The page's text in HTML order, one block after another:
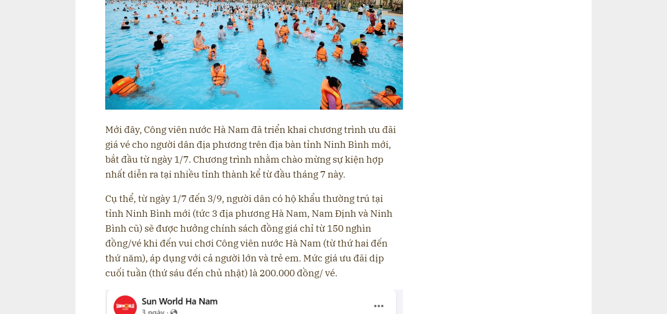
Mới đây, Công viên nước Hà Nam đã triển khai chương trình ưu đãi
giá vé cho người dân địa phương trên địa bàn tỉnh Ninh Bình mới,
bắt đầu từ ngày 1/7. Chương trình nhằm chào mừng sự kiện hợp
nhất diễn ra tại nhiều tỉnh thành kể từ đầu tháng 7 này.
Cụ thể, từ ngày 1/7 đến 3/9, người dân có hộ khẩu thường trú tại
tỉnh Ninh Bình mới (tức 3 địa phương Hà Nam, Nam Định và Ninh
Bình cũ) sẽ được hưởng chính sách đồng giá chỉ từ 150 nghìn
đồng/vé khi đến vui chơi Công viên nước Hà Nam (từ thứ hai đến
thứ năm), áp dụng với cả người lớn và trẻ em. Mức giá ưu đãi dịp
cuối tuần (thứ sáu đến chủ nhật) là 200.000 đồng/ vé.